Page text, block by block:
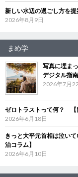
新しい水辺の過ごし方を
2026年8月9日
まめ学
写真に埋ま
デジタル指南
2026年7月
ゼロトラストって何？ 【
2026年6月18日
きっと大平元首相は泣い
治コラム】
2026年6月10日